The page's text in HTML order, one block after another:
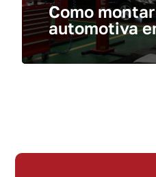
Como
automotiva